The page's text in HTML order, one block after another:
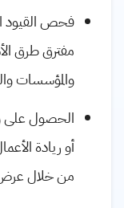
فحص القيود
مفترق طرق
والمؤسسات
الحصول على
أو ريادة
من خلال